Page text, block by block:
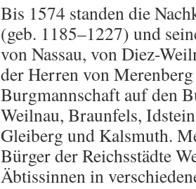
Bis 1574 standen die
(geb. 1185–1227) und
von Nassau, von Diez-
der Herren von
Burgmannschaft auf den
Weilnau, Braunfels,
Gleiberg und Kalsmuth.
Bürger der Reichsstädte
Äbtissinnen in